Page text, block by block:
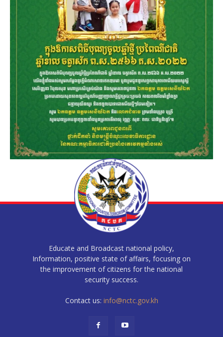
Educate and Broadcast national policy,
Information, positive state of affairs, focusing on
the improvement of citizens for the national
security success.
Contact us: info@nctc.gov.kh